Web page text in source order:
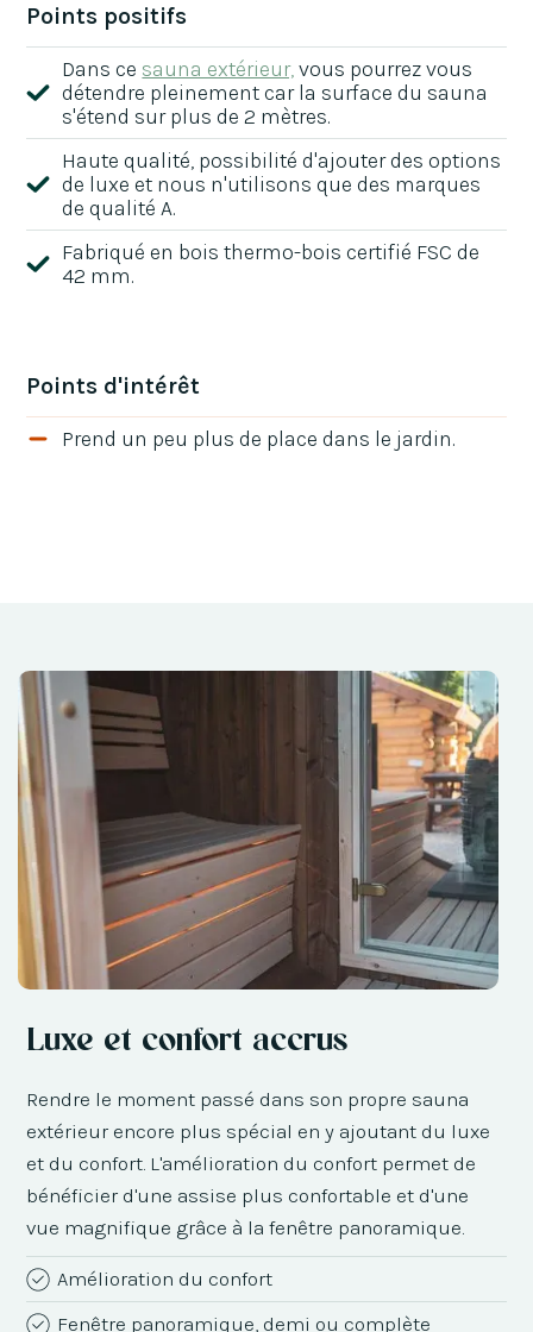
Points positifs
Dans ce sauna extérieur,vous pourrez vous
détendre pleinement car la surface du sauna
s'étend sur plus de 2 mètres.
Haute qualité, possibilité d'ajouter des options
de luxe et nous n'utilisons que des marques
de qualité A.
Fabriqué en bois thermo-bois certifié FSC de
42 mm.
Points d'intérêt
Prend un peu plus de place dans le jardin.
Luxe et confort accrus
Rendre le moment passé dans son propre sauna
extérieur encore plus spécial en y ajoutant du luxe
et du confort. L'amélioration du confort permet de
bénéficier d'une assise plus confortable et d'une
vue magnifique grâce à la fenêtre panoramique.
Amélioration du confort
Fenêtre panoramique, demi ou complète